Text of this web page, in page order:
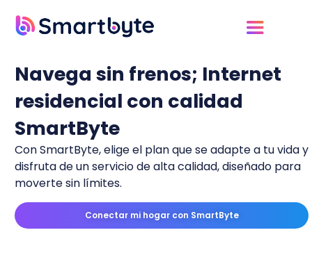
Navega sin frenos; Internet
residencial con calidad
SmartByte
Con SmartByte, elige el plan que se adapte a tu vida y
disfruta de un servicio de alta calidad, diseñado para
moverte sin límites.
Conectar mi hogar con SmartByte